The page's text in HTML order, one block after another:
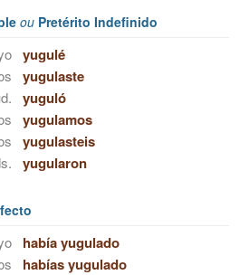
ou Pretérito Indefinido
yugulé
yugulaste
yuguló
yugulamos
yugulasteis
yugularon
había yugulado
habías yugulado